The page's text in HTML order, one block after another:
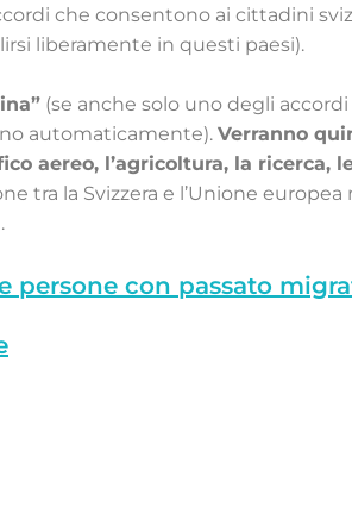
che consentono ai cittadini
liberamente in questi paesi).
(se anche solo uno degli
automaticamente). Verranno
aereo, l’agricoltura, la ricerca,
tra la Svizzera e l’Unione
persone con passato